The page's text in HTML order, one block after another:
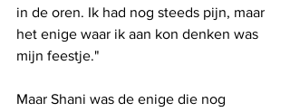
in de oren. Ik had nog steeds pijn, maar
het enige waar ik aan kon denken was
mijn feestje."
Maar Shani was de enige die nog